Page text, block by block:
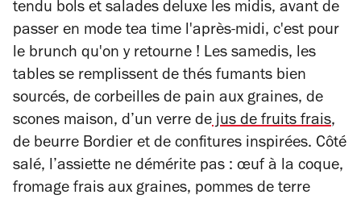
tendu bols et salades deluxe les midis, avant de
passer en mode tea time l'après-midi, c'est pour
le brunch qu'on y retourne ! Les samedis, les
tables se remplissent de thés fumants bien
sourcés, de corbeilles de pain aux graines, de
scones maison, d’un verre dejus de fruits frais,
de beurre Bordier et de confitures inspirées. Côté
salé, l’assiette ne démérite pas : œuf à la coque,
fromage frais aux graines, pommes de terre